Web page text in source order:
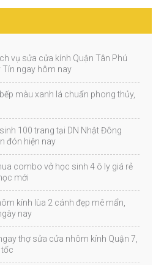
vụ sửa cửa kính Quận Tân Phú
Tín ngay hôm nay
màu xanh lá chuẩn phong thủy,
100 trang tại DN Nhật Đông
đón hiện nay
combo vở học sinh 4 ô ly giá rẻ
mới
kính lùa 2 cánh đẹp mê mẩn,
nay
thợ sửa cửa nhôm kính Quận 7,